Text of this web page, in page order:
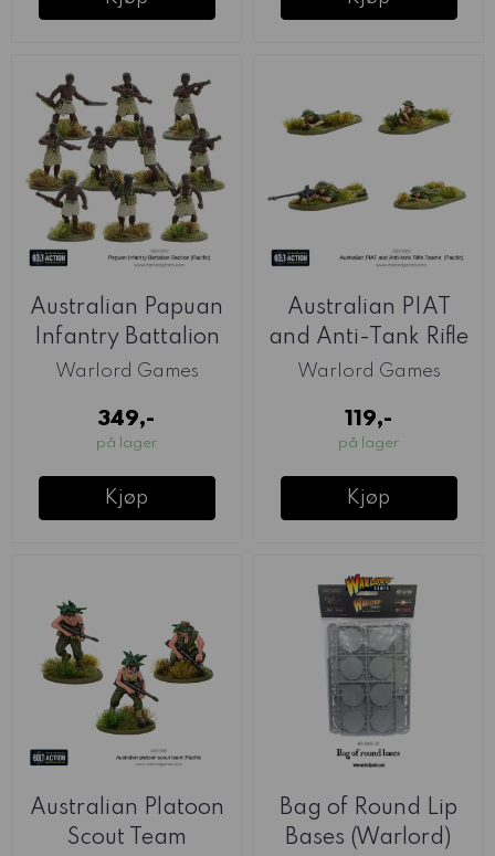
Australian Papuan
Infantry Battalion
Section ...
Warlord Games
349,-
på lager
Kjøp
Australian PIAT
and Anti-Tank Rifle
Teams ...
Warlord Games
119,-
på lager
Kjøp
Australian Platoon
Scout Team
Bag of Round Lip
Bases (Warlord)